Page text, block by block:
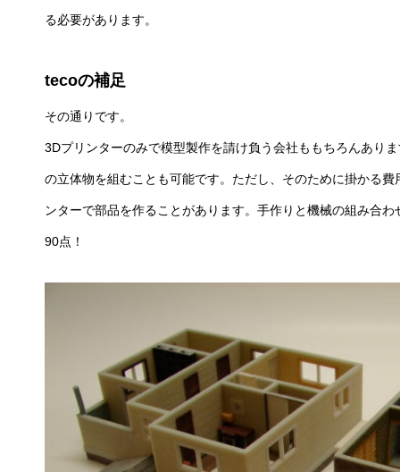
る必要があります。
tecoの補足
その通りです。
3Dプリンターのみで模型製作を請け負う会社ももちろんあり
の立体物を組むことも可能です。ただし、そのために掛かる
ンターで部品を作ることがあります。手作りと機械の組み合わ
90点！